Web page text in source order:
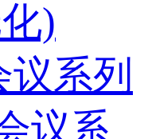
)
系列
议系